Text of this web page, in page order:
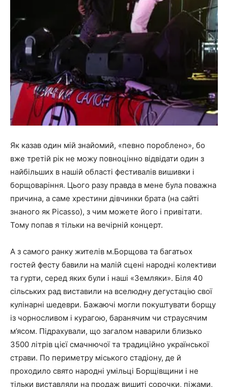
Як казав один мій знайомий, «певно пороблено», бо
вже третій рік не можу повноцінно відвідати один з
найбільших в нашій області фестивалів вишивки і
борщоваріння. Цього разу правда в мене була поважна
причина, а саме хрестини дівчинки брата (на сайті
знаного як Picasso), з чим можете його і привітати.
Тому попав я тільки на вечірній концерт.
А з самого ранку жителів м.Борщова та багатьох
гостей фесту бавили на малій сцені народні колективи
та гурти, серед яких були і наші «Земляки». Біля 40
сільських рад виставили на вселюдну дегустацію свої
кулінарні шедеври. Бажаючі могли покуштувати борщу
із чорносливом і курагою, баранячим чи страусячим
м’ясом. Підрахували, що загалом наварили близько
3500 літрів цієї смачнючої та традиційно української
страви. По периметру міського стадіону, де й
проходило свято народні умільці Борщівщини і не
тільки виставляли на продаж вишиті сорочки, піжами,